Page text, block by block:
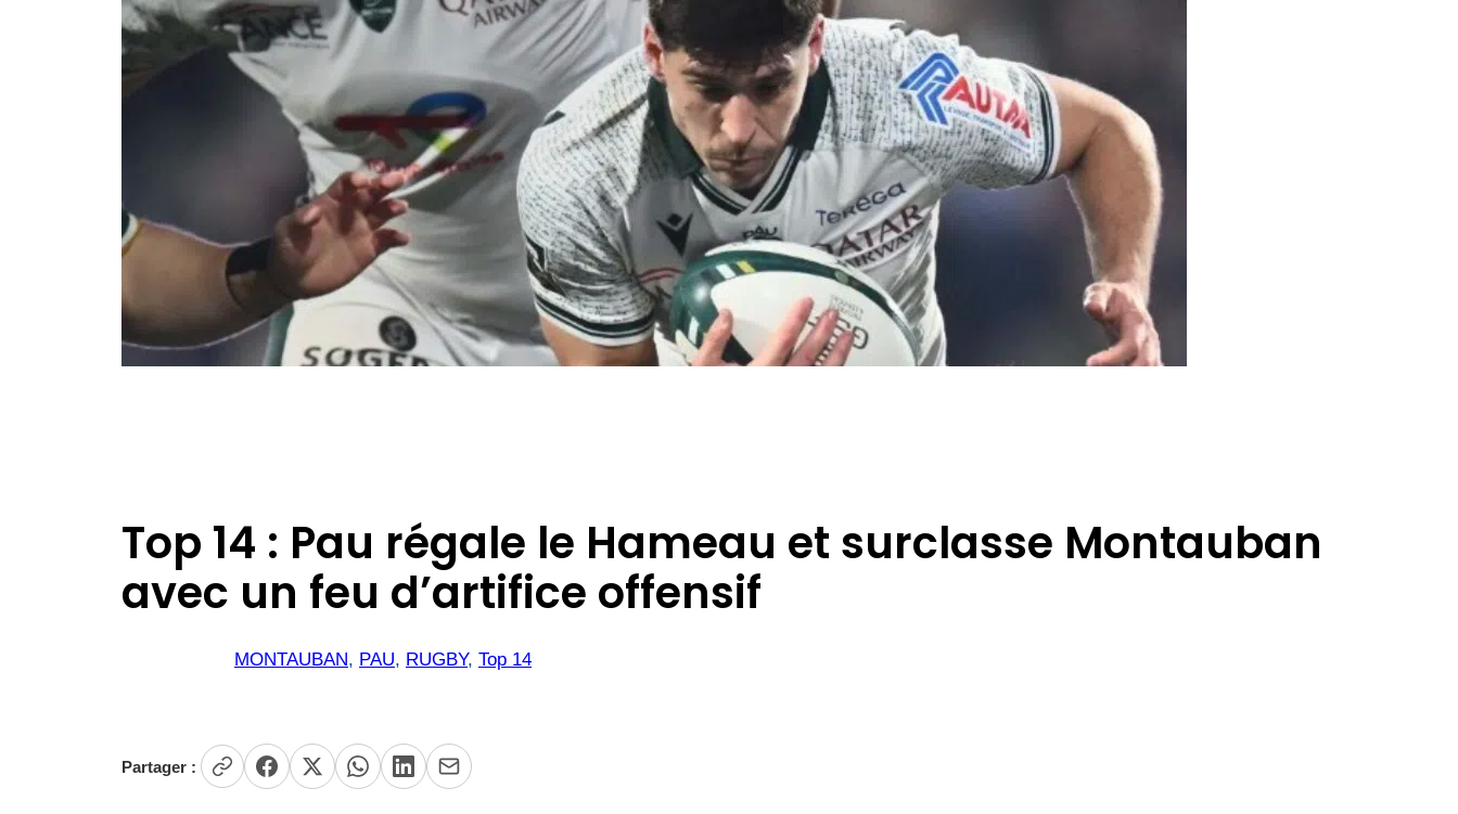
Top 14 : Pau régale le Hameau et surclasse Montauban
avec un feu d’artifice offensif
MONTAUBAN, PAU, RUGBY, Top 14
Partager :